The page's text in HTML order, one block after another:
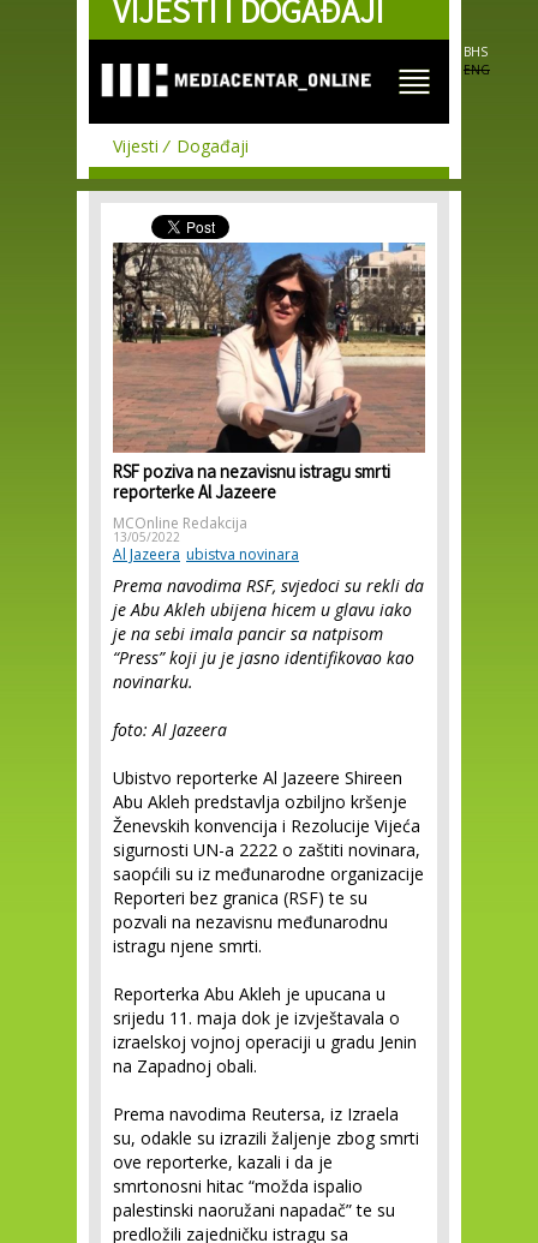
Skip to
main
VIJESTI I DOGAĐAJI
BHS
ENG
Vijesti Događaji
RSF poziva na nezavisnu istragu smrti
reporterke Al Jazeere
MCOnline Redakcija
13/05/2022
Al Jazeera ubistva novinara
Prema navodima RSF, svjedoci su rekli da
je Abu Akleh ubijena hicem u glavu iako
je na sebi imala pancir sa natpisom
“Press” koji ju je jasno identifikovao kao
novinarku.
foto: Al Jazeera
Ubistvo reporterke Al Jazeere Shireen
Abu Akleh predstavlja ozbiljno kršenje
Ženevskih konvencija i Rezolucije Vijeća
sigurnosti UN-a 2222 o zaštiti novinara,
saopćili su iz međunarodne organizacije
Reporteri bez granica (RSF) te su
pozvali na nezavisnu međunarodnu
istragu njene smrti.
Reporterka Abu Akleh je upucana u
srijedu 11. maja dok je izvještavala o
izraelskoj vojnoj operaciji u gradu Jenin
na Zapadnoj obali.
Prema navodima Reutersa, iz Izraela
su, odakle su izrazili žaljenje zbog smrti
ove reporterke, kazali i da je
smrtonosni hitac “možda ispalio
palestinski naoružani napadač” te su
predložili zajedničku istragu sa